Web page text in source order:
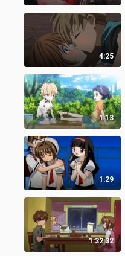
4:25
1:13
1:29
1:32:32